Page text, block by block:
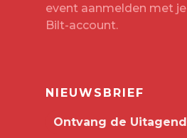
event aanmelden met je
Bilt-account.
NIEUWSBRIEF